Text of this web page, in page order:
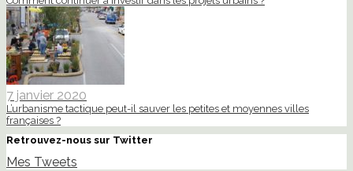
7 janvier 2020
L’urbanisme tactique peut-il sauver les petites et moyennes villes
françaises ?
Retrouvez-nous sur Twitter
Mes Tweets